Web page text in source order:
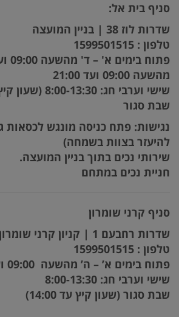
סניף בית אל:
שדרות לוז 38 | בניין המועצה
טלפון : 1599501515
מהשעה 09:00 ועד 21:00
שבת סגור
נגישות: פתח כניסה מונגש לכסאות
להיעזר בצוות בשמחה)
שירותי נכים בתוך בניין המועצה.
חניית נכים במתחם
סניף קרני שומרון
שדרות רחבעם 1 | קניון קרני שומרון
טלפון : 1599501515
שישי וערבי חג: 8:00-13:30
שבת סגור (שעון קיץ עד 14:00)